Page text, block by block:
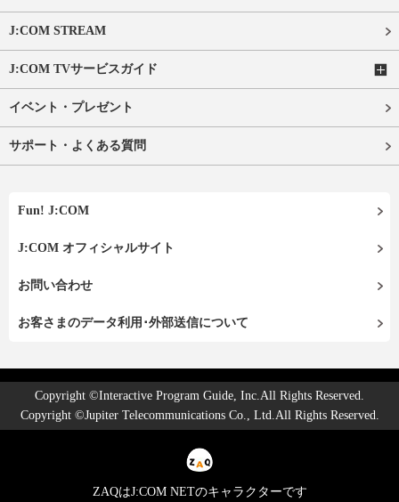
J:COM STREAM
J:COM TVサービスガイド
イベント・プレゼント
サポート・よくある質問
Fun! J:COM
J:COM オフィシャルサイト
お問い合わせ
お客さまのデータ利用･外部送信について
Copyright ©Interactive Program Guide, Inc.All Rights Reserved.
Copyright ©Jupiter Telecommunications Co., Ltd.All Rights Reserved.
ZAQはJ:COM NETのキャラクターです